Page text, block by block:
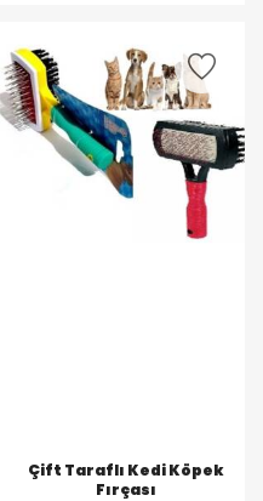
Çift Taraflı Kedi Köpek
Fırçası